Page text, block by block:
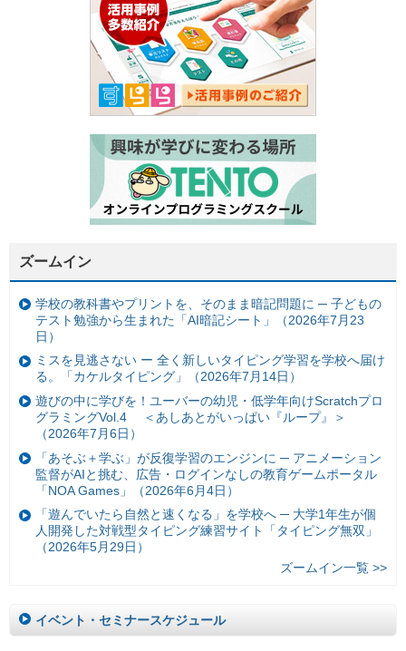
ズームイン
学校の教科書やプリントを、そのまま暗記問題に ─ 子どもの
テスト勉強から生まれた「AI暗記シート」（2026年7月23
日）
ミスを見逃さない ー 全く新しいタイピング学習を学校へ届け
る。「カケルタイピング」（2026年7月14日）
遊びの中に学びを！ユーバーの幼児・低学年向けScratchプロ
グラミングVol.4 ＜あしあとがいっぱい『ループ』＞
（2026年7月6日）
「あそぶ＋学ぶ」が反復学習のエンジンに ─ アニメーション
監督がAIと挑む、広告・ログインなしの教育ゲームポータル
「NOA Games」（2026年6月4日）
「遊んでいたら自然と速くなる」を学校へ ─ 大学1年生が個
人開発した対戦型タイピング練習サイト「タイピング無双」
（2026年5月29日）
ズームイン一覧 >>
イベント・セミナースケジュール